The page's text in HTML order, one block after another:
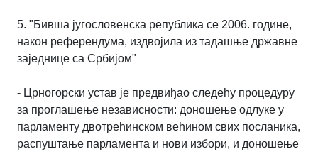
5. "Бивша југословенска република се 2006. године,
након референдума, издвојила из тадашње државне
заједнице са Србијом"
- Црногорски устав је предвиђао следећу процедуру
за проглашење независности: доношење одлуке у
парламенту двотрећинском већином свих посланика,
распуштање парламента и нови избори, и доношење